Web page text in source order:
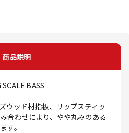
商品説明
BASS
ウッド材指板、リップスティッ
合わせにより、やや丸みのある
す。